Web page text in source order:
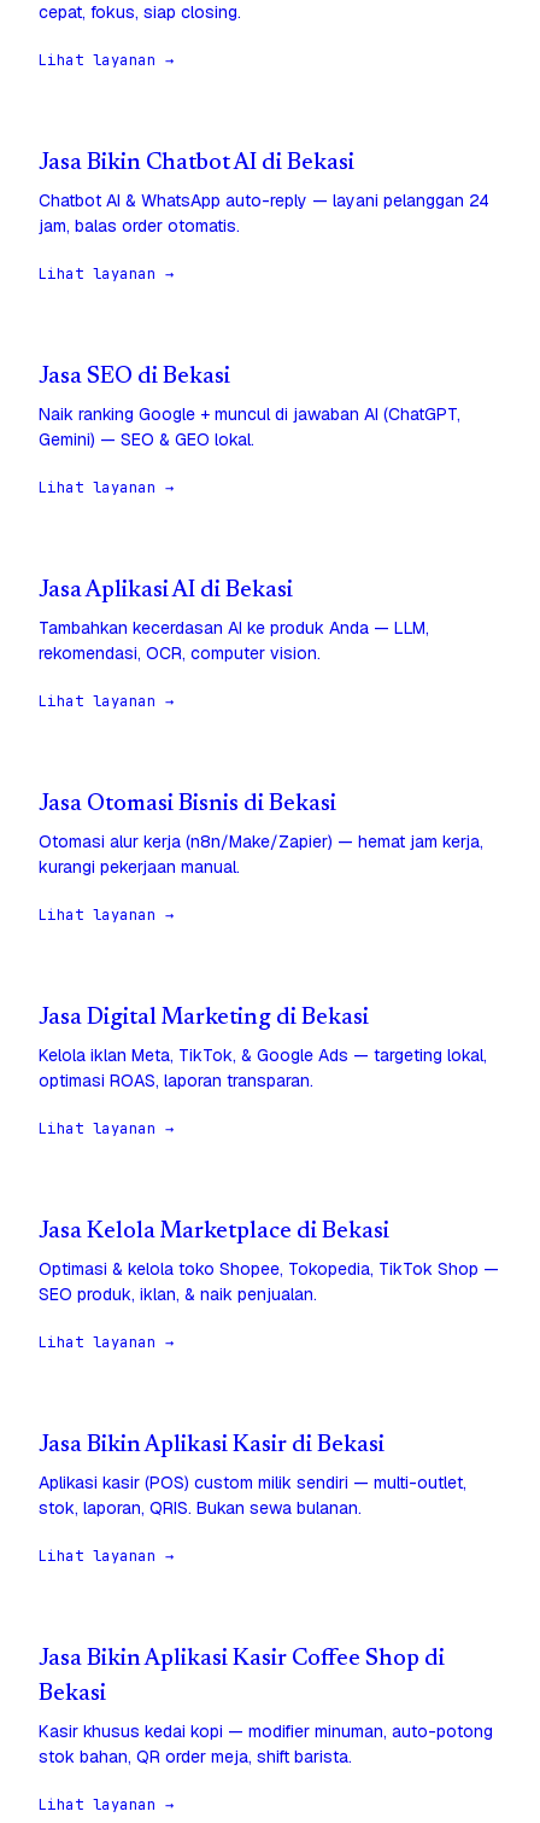
cepat, fokus, siap closing.
Lihat layanan →
Jasa Bikin Chatbot AI di Bekasi
Chatbot AI & WhatsApp auto-reply — layani pelanggan 24
jam, balas order otomatis.
Lihat layanan →
Jasa SEO di Bekasi
Naik ranking Google + muncul di jawaban AI (ChatGPT,
Gemini) — SEO & GEO lokal.
Lihat layanan →
Jasa Aplikasi AI di Bekasi
Tambahkan kecerdasan AI ke produk Anda — LLM,
rekomendasi, OCR, computer vision.
Lihat layanan →
Jasa Otomasi Bisnis di Bekasi
Otomasi alur kerja (n8n/Make/Zapier) — hemat jam kerja,
kurangi pekerjaan manual.
Lihat layanan →
Jasa Digital Marketing di Bekasi
Kelola iklan Meta, TikTok, & Google Ads — targeting lokal,
optimasi ROAS, laporan transparan.
Lihat layanan →
Jasa Kelola Marketplace di Bekasi
Optimasi & kelola toko Shopee, Tokopedia, TikTok Shop —
SEO produk, iklan, & naik penjualan.
Lihat layanan →
Jasa Bikin Aplikasi Kasir di Bekasi
Aplikasi kasir (POS) custom milik sendiri — multi-outlet,
stok, laporan, QRIS. Bukan sewa bulanan.
Lihat layanan →
Jasa Bikin Aplikasi Kasir Coffee Shop di
Bekasi
Kasir khusus kedai kopi — modifier minuman, auto-potong
stok bahan, QR order meja, shift barista.
Lihat layanan →